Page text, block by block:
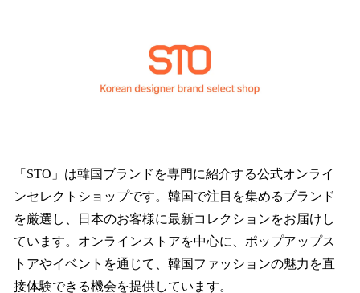
「STO」は韓国ブランドを専門に紹介する公式オンライ
ンセレクトショップです。韓国で注目を集めるブランド
を厳選し、日本のお客様に最新コレクションをお届けし
ています。オンラインストアを中心に、ポップアップス
トアやイベントを通じて、韓国ファッションの魅力を直
接体験できる機会を提供しています。